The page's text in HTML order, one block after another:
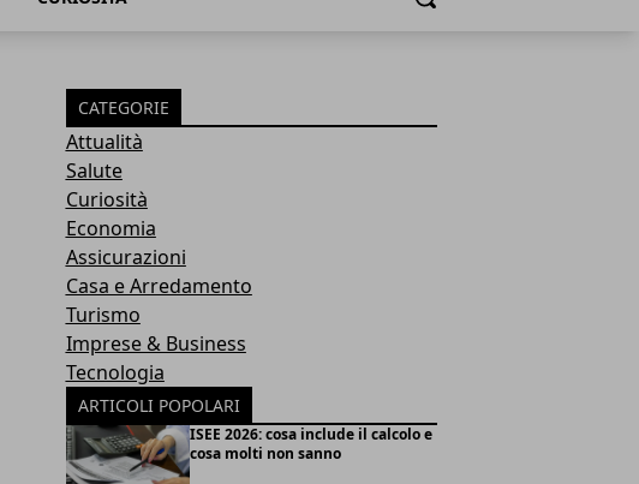
CATEGORIE
Attualità
Salute
Curiosità
Economia
Assicurazioni
Casa e Arredamento
Turismo
Imprese & Business
Tecnologia
ARTICOLI POPOLARI
ISEE 2026: cosa include il calcolo e
cosa molti non sanno